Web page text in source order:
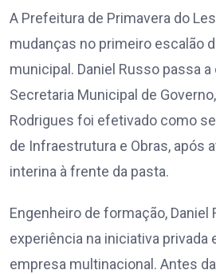
A Prefeitura de Primavera do
mudanças no primeiro escalão
municipal. Daniel Russo passa a
Secretaria Municipal de
Rodrigues foi efetivado como
de Infraestrutura e Obras, após
interina à frente da pasta.
Engenheiro de formação, Daniel
experiência na iniciativa privada
empresa multinacional. Antes